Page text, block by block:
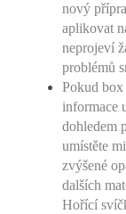
nový
aplikovat
neprojeví
problémů
Pokud box
informace
dohledem
umístěte
zvýšené
dalších
Hořící